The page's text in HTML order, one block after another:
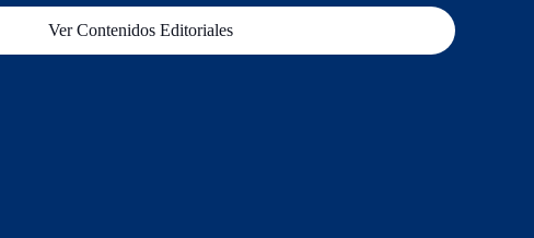
Ver Contenidos Editoriales